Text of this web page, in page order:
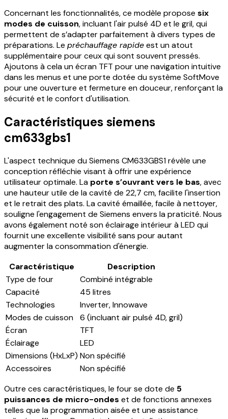
Concernant les fonctionnalités, ce modèle propose six
modes de cuisson, incluant l'air pulsé 4D et le gril, qui
permettent de s’adapter parfaitement à divers types de
préparations. Le préchauffage rapideest un atout
supplémentaire pour ceux qui sont souvent pressés.
Ajoutons à cela un écran TFT pour une navigation intuitive
dans les menus et une porte dotée du système SoftMove
pour une ouverture et fermeture en douceur, renforçant la
sécurité et le confort d'utilisation.
Caractéristiques siemens
cm633gbs1
L'aspect technique du Siemens CM633GBS1 révèle une
conception réfléchie visant à offrir une expérience
utilisateur optimale. La porte s’ouvrant vers le bas, avec
une hauteur utile de la cavité de 22,7 cm, facilite l'insertion
et le retrait des plats. La cavité émaillée, facile à nettoyer,
souligne l'engagement de Siemens envers la praticité. Nous
avons également noté son éclairage intérieur à LED qui
fournit une excellente visibilité sans pour autant
augmenter la consommation d'énergie.
Caractéristique
Description
Type de four
Combiné intégrable
Capacité
45 litres
Technologies
Inverter, Innowave
Modes de cuisson
6 (incluant air pulsé 4D, gril)
Écran
TFT
Éclairage
LED
Dimensions (HxLxP) Non spécifié
Accessoires
Non spécifié
Outre ces caractéristiques, le four se dote de 5
puissances de micro-ondes et de fonctions annexes
telles que la programmation aisée et une assistance